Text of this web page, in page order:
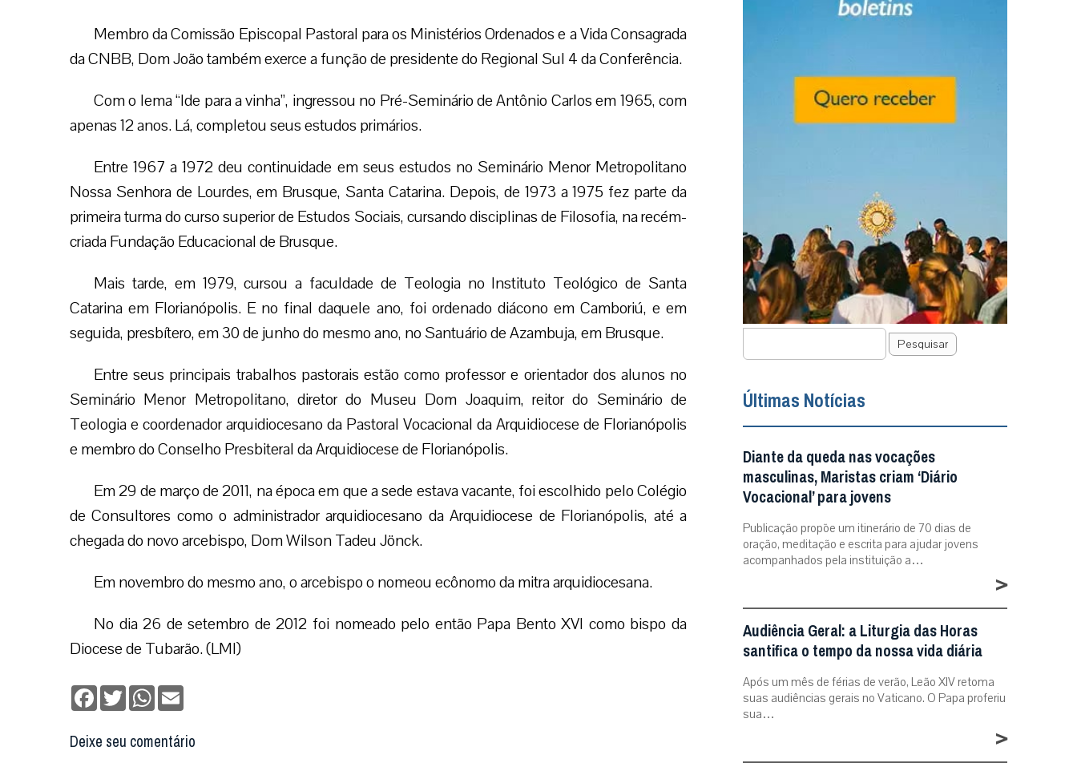
Membro da Comissão Episcopal Pastoral para os
Ministérios Ordenados e a Vida Consagrada da CNBB,
Regional Sul 4 da Conferência.
Seminário de Antônio Carlos em 1965, com apenas 12
anos. Lá, completou seus estudos primários.
Entre 1967 a 1972 deu continuidade em seus
Senhora de Lourdes, em Brusque, Santa Catarina.
Depois, de 1973 a 1975 fez parte da primeira turma do curso superior de Estudos Sociais,
cursando disciplinas de Filosofia, na recém-criada Fundação Educacional de Brusque.
Mais tarde, em 1979, cursou a faculdade de Teologia no Instituto Teológico de Santa
Catarina em Florianópolis. E no final daquele ano, foi ordenado diácono em Camboriú, e em
seguida, presbítero, em 30 de junho do mesmo ano, no Santuário de Azambuja, em Brusque.
Seminário Menor Metropolitano, diretor do Museu Dom Joaquim, reitor do Seminário de
Teologia e coordenador arquidiocesano da Pastoral Vocacional da Arquidiocese de Florianópolis
e membro do Conselho Presbiteral da Arquidiocese de Florianópolis.
Em 29 de março de 2011, na época em que a sede estava vacante, foi escolhido pelo Colégio
de Consultores como o administrador arquidiocesano da Arquidiocese de Florianópolis, até a
chegada do novo arcebispo, Dom Wilson Tadeu Jönck.
Em novembro do mesmo ano, o arcebispo o nomeou ecônomo da mitra arquidiocesana.
Diocese de Tubarão. (LMI)
Pesquisar
Últimas Notícias
Diante da queda nas vocações
masculinas, Maristas criam ‘Diário
Vocacional’ para jovens
Publicação propõe um itinerário de 70 dias de
oração, meditação e escrita para ajudar jovens
acompanhados pela instituição a…
>
Audiência Geral: a Liturgia das Horas
santifica o tempo da nossa vida diária
Após um mês de férias de verão, Leão XIV retoma
suas audiências gerais no Vaticano. O Papa proferiu
sua…
>